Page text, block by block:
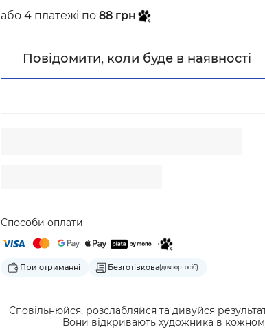
або 4 платежі по 88 грн
Повідомити, коли буде в наявності
Способи оплати
При отриманні Безготівкова(для юр. осіб)
Сповільнюйся, розслабляйся та дивуйся
Вони відкривають художника в